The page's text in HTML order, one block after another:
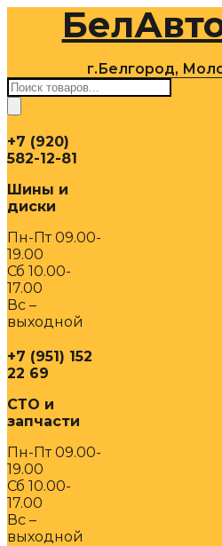
содержимому
г.Белгород,
Поиск
товаров
+7 (920)
582-12-81
Шины и
диски
Пн-Пт 09.00-
19.00
Сб 10.00-
17.00
Вс –
выходной
+7 (951) 152
22 69
СТО и
запчасти
Пн-Пт 09.00-
19.00
Сб 10.00-
17.00
Вс –
выходной